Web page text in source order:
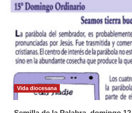
Vida diocesana